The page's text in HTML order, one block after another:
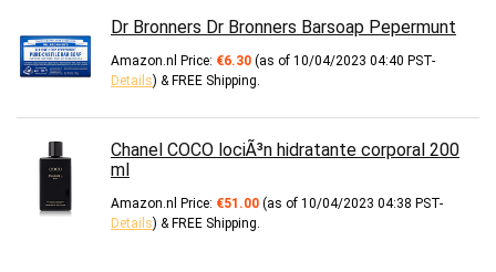
Dr Bronners Dr Bronners Barsoap Pepermunt
Amazon.nl Price: €6.30 (as of 10/04/2023 04:40 PST-
Details) & FREE Shipping.
Chanel COCO lociÃ³n hidratante corporal 200
ml
Amazon.nl Price: €51.00 (as of 10/04/2023 04:38 PST-
Details) & FREE Shipping.